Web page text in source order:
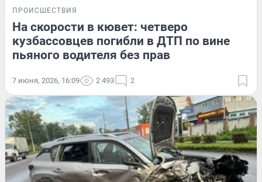
ПРОИСШЕСТВИЯ
На скорости в кювет: четверо
кузбассовцев погибли в ДТП по вине
пьяного водителя без прав
7 июня, 2026, 16:09 2 493 2